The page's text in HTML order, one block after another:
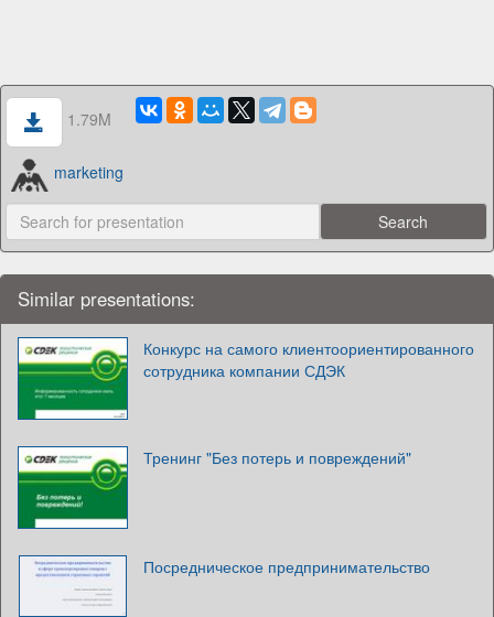
1.79M
marketing
Similar presentations:
Конкурс на самого клиентоориентированного
сотрудника компании СДЭК
Тренинг "Без потерь и повреждений"
Посредническое предпринимательство